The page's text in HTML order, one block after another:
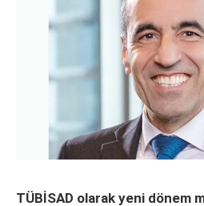
TÜBİSAD olarak yeni dönem